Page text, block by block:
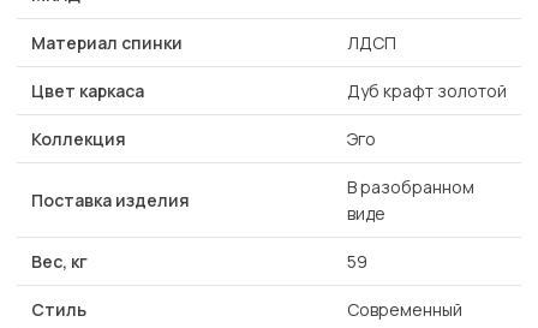
Материал спинки ЛДСП
Цвет каркаса Дуб крафт золотой
Коллекция Эго
Поставка изделия
В разобранном
виде
Вес, кг 59
Стиль Современный